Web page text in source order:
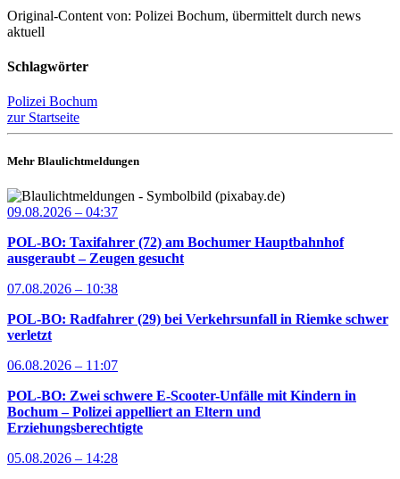
Original-Content von: Polizei Bochum, übermittelt durch news
aktuell
Schlagwörter
Polizei Bochum
zur Startseite
Mehr Blaulichtmeldungen
09.08.2026 – 04:37
POL-BO: Taxifahrer (72) am Bochumer Hauptbahnhof
ausgeraubt – Zeugen gesucht
07.08.2026 – 10:38
POL-BO: Radfahrer (29) bei Verkehrsunfall in Riemke schwer
verletzt
06.08.2026 – 11:07
POL-BO: Zwei schwere E-Scooter-Unfälle mit Kindern in
Bochum – Polizei appelliert an Eltern und
Erziehungsberechtigte
05.08.2026 – 14:28